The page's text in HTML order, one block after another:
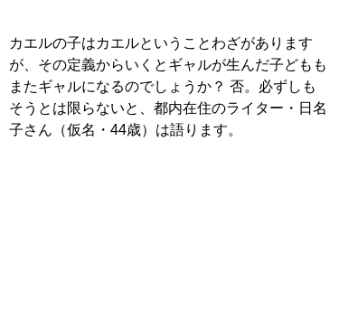
カエルの子はカエルということわざがあります
が、その定義からいくとギャルが生んだ子どもも
またギャルになるのでしょうか？ 否。必ずしも
そうとは限らないと、都内在住のライター・日名
子さん（仮名・44歳）は語ります。